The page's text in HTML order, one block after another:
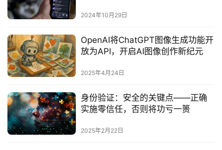
2024年10月29日
OpenAI将ChatGPT图像生成功能开
放为API，开启AI图像创作新纪元‌
2025年4月24日
身份验证：安全的关键点——正确
实施零信任，否则将功亏一篑‌
2025年2月22日